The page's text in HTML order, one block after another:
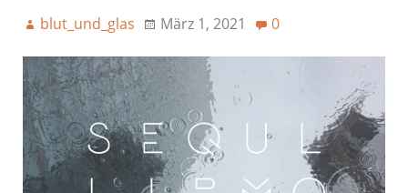
blut_und_glas März 1, 2021 0